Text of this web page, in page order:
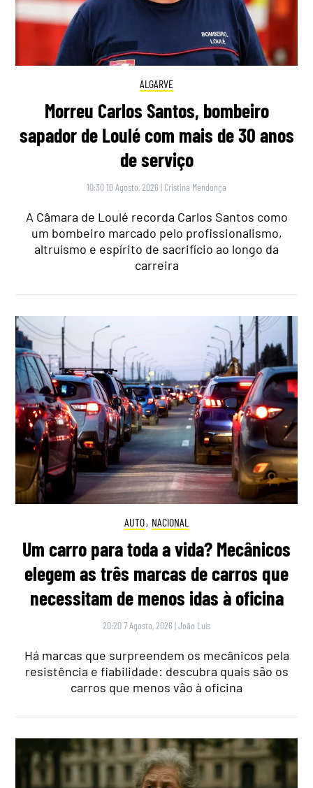
ALGARVE
Morreu Carlos Santos, bombeiro
sapador de Loulé com mais de 30 anos
de serviço
10:30 10 Agosto, 2026 | Cristina Mendonça
A Câmara de Loulé recorda Carlos Santos como
um bombeiro marcado pelo profissionalismo,
altruísmo e espírito de sacrifício ao longo da
carreira
AUTO, NACIONAL
Um carro para toda a vida? Mecânicos
elegem as três marcas de carros que
necessitam de menos idas à oficina
20:20 7 Agosto, 2026 |João Luís
Há marcas que surpreendem os mecânicos pela
resistência e fiabilidade: descubra quais são os
carros que menos vão à oficina